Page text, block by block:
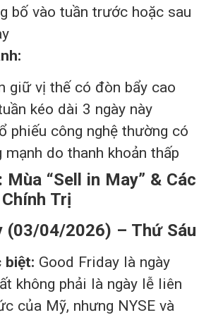
bố vào tuần trước hoặc sau
giữ vị thế có đòn bẩy cao
kéo dài 3 ngày này
phiếu công nghệ thường có
mạnh do thanh khoản thấp
Mùa “Sell in May” & Các
Trị
(03/04/2026) – Thứ Sáu
biệt: Good Friday là ngày
không phải là ngày lễ liên
của Mỹ, nhưng NYSE và